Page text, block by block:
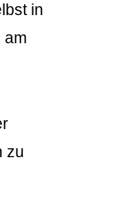
in
am
zu